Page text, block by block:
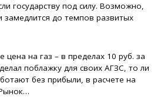
государству под силу. Возможно,
замедлится до темпов развитых
цена на газ – в пределах 10 руб. за
поблажку для своих АГЗС, то ли
без прибыли, в расчете на